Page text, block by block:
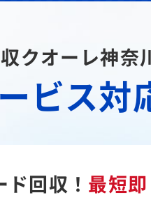
クオーレ神奈
ビス対
ド回収！ 最短